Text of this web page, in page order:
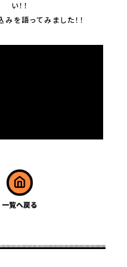
い！！
を語ってみました！！